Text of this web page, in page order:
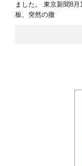
ました。 東京新聞8
板、突然の撤